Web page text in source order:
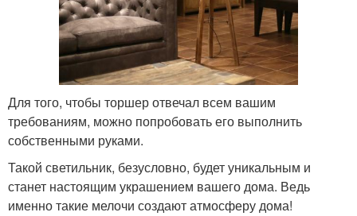
Для того, чтобы торшер отвечал всем вашим
требованиям, можно попробовать его выполнить
собственными руками.
Такой светильник, безусловно, будет уникальным и
станет настоящим украшением вашего дома. Ведь
именно такие мелочи создают атмосферу дома!